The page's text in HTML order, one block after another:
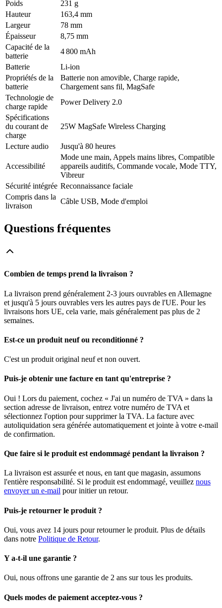
Poids
231 g
Hauteur
163,4 mm
Largeur
78 mm
Épaisseur
8,75 mm
Capacité de la
batterie
4 800 mAh
Batterie
Li-ion
Propriétés de la
batterie
Batterie non amovible, Charge rapide,
Chargement sans fil, MagSafe
Technologie de
charge rapide
Power Delivery 2.0
Spécifications
du courant de
charge
25W MagSafe Wireless Charging
Lecture audio Jusqu'à 80 heures
Accessibilité
Mode une main, Appels mains libres, Compatible
appareils auditifs, Commande vocale, Mode TTY,
Vibreur
Sécurité intégrée Reconnaissance faciale
Compris dans la
livraison
Câble USB, Mode d'emploi
Questions fréquentes
Combien de temps prend la livraison ?
La livraison prend généralement 2-3 jours ouvrables en Allemagne
et jusqu'à 5 jours ouvrables vers les autres pays de l'UE. Pour les
livraisons hors UE, cela varie, mais généralement pas plus de 2
semaines.
Est-ce un produit neuf ou reconditionné ?
C'est un produit original neuf et non ouvert.
Puis-je obtenir une facture en tant qu'entreprise ?
Oui ! Lors du paiement, cochez « J'ai un numéro de TVA » dans la
section adresse de livraison, entrez votre numéro de TVA et
sélectionnez l'option pour supprimer la TVA. La facture avec
autoliquidation sera générée automatiquement et jointe à votre e-mail
de confirmation.
Que faire si le produit est endommagé pendant la livraison ?
La livraison est assurée et nous, en tant que magasin, assumons
l'entière responsabilité. Si le produit est endommagé, veuillez nous
envoyer un e-mail pour initier un retour.
Puis-je retourner le produit ?
Oui, vous avez 14 jours pour retourner le produit. Plus de détails
dans notre Politique de Retour.
Y a-t-il une garantie ?
Oui, nous offrons une garantie de 2 ans sur tous les produits.
Quels modes de paiement acceptez-vous ?